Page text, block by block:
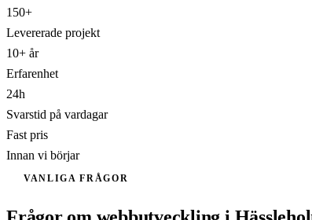
150+
Levererade projekt
10+ år
Erfarenhet
24h
Svarstid på vardagar
Fast pris
Innan vi börjar
VANLIGA FRÅGOR